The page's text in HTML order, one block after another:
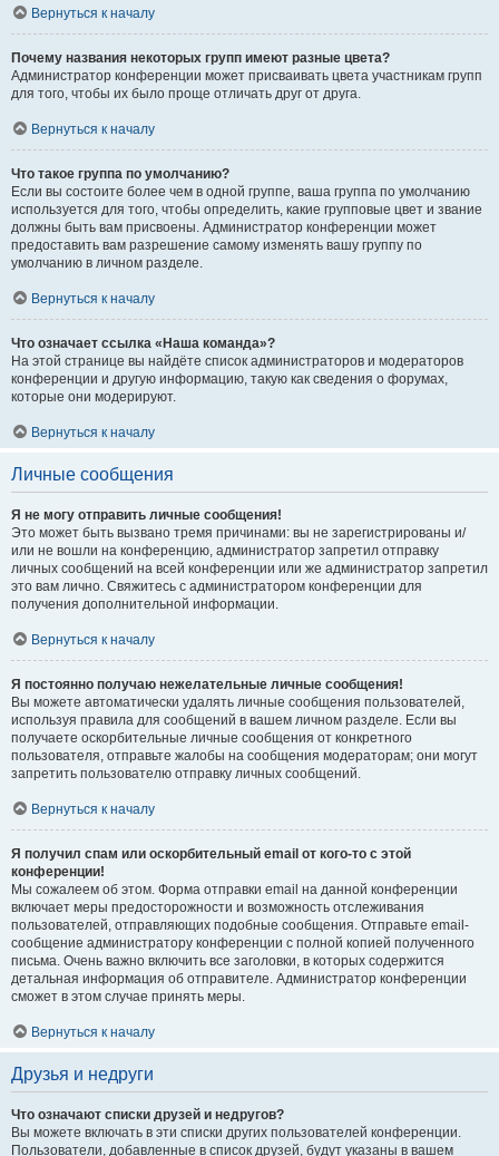
Вернуться к началу
Почему названия некоторых групп имеют разные цвета?
Администратор конференции может присваивать цвета участникам групп
для того, чтобы их было проще отличать друг от друга.
Вернуться к началу
Что такое группа по умолчанию?
Если вы состоите более чем в одной группе, ваша группа по умолчанию
используется для того, чтобы определить, какие групповые цвет и звание
должны быть вам присвоены. Администратор конференции может
предоставить вам разрешение самому изменять вашу группу по
умолчанию в личном разделе.
Вернуться к началу
Что означает ссылка «Наша команда»?
На этой странице вы найдёте список администраторов и модераторов
конференции и другую информацию, такую как сведения о форумах,
которые они модерируют.
Вернуться к началу
Личные сообщения
Я не могу отправить личные сообщения!
Это может быть вызвано тремя причинами: вы не зарегистрированы и/
или не вошли на конференцию, администратор запретил отправку
личных сообщений на всей конференции или же администратор запретил
это вам лично. Свяжитесь с администратором конференции для
получения дополнительной информации.
Вернуться к началу
Я постоянно получаю нежелательные личные сообщения!
Вы можете автоматически удалять личные сообщения пользователей,
используя правила для сообщений в вашем личном разделе. Если вы
получаете оскорбительные личные сообщения от конкретного
пользователя, отправьте жалобы на сообщения модераторам; они могут
запретить пользователю отправку личных сообщений.
Вернуться к началу
Я получил спам или оскорбительный email от кого-то с этой
конференции!
Мы сожалеем об этом. Форма отправки email на данной конференции
включает меры предосторожности и возможность отслеживания
пользователей, отправляющих подобные сообщения. Отправьте email-
сообщение администратору конференции с полной копией полученного
письма. Очень важно включить все заголовки, в которых содержится
детальная информация об отправителе. Администратор конференции
сможет в этом случае принять меры.
Вернуться к началу
Друзья и недруги
Что означают списки друзей и недругов?
Вы можете включать в эти списки других пользователей конференции.
Пользователи, добавленные в список друзей, будут указаны в вашем